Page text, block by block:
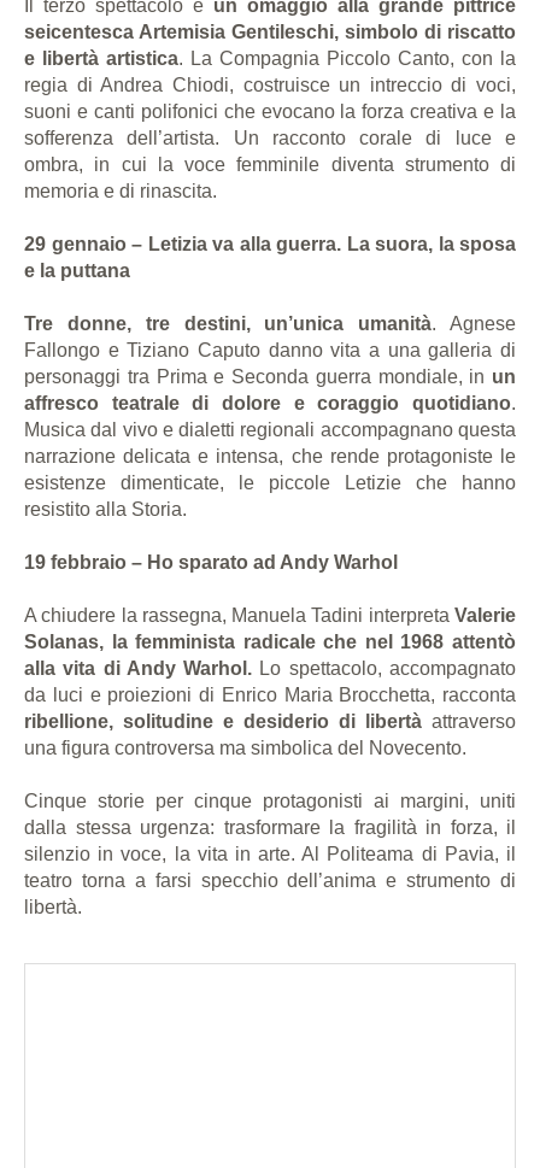
Il terzo spettacolo è un omaggio alla grande pittrice
seicentesca Artemisia Gentileschi, simbolo di riscatto
e libertà artistica. La Compagnia Piccolo Canto, con la
regia di Andrea Chiodi, costruisce un intreccio di voci,
suoni e canti polifonici che evocano la forza creativa e la
sofferenza dell’artista. Un racconto corale di luce e
ombra, in cui la voce femminile diventa strumento di
memoria e di rinascita.
29 gennaio – Letizia va alla guerra. La suora, la sposa
e la puttana
Tre donne, tre destini, un’unica umanità. Agnese
Fallongo e Tiziano Caputo danno vita a una galleria di
personaggi tra Prima e Seconda guerra mondiale, in un
affresco teatrale di dolore e coraggio quotidiano.
Musica dal vivo e dialetti regionali accompagnano questa
narrazione delicata e intensa, che rende protagoniste le
esistenze dimenticate, le piccole Letizie che hanno
resistito alla Storia.
19 febbraio – Ho sparato ad Andy Warhol
A chiudere la rassegna, Manuela Tadini interpreta Valerie
Solanas, la femminista radicale che nel 1968 attentò
alla vita di Andy Warhol. Lo spettacolo, accompagnato
da luci e proiezioni di Enrico Maria Brocchetta, racconta
ribellione, solitudine e desiderio di libertà attraverso
una figura controversa ma simbolica del Novecento.
Cinque storie per cinque protagonisti ai margini, uniti
dalla stessa urgenza: trasformare la fragilità in forza, il
silenzio in voce, la vita in arte. Al Politeama di Pavia, il
teatro torna a farsi specchio dell’anima e strumento di
libertà.